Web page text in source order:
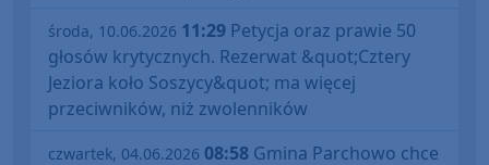
środa, 10.06.2026 11:29 Petycja oraz prawie 50
głosów krytycznych. Rezerwat &quot;Cztery
Jeziora koło Soszycy&quot; ma więcej
przeciwników, niż zwolenników
czwartek, 04.06.2026 08:58 Gmina Parchowo chce